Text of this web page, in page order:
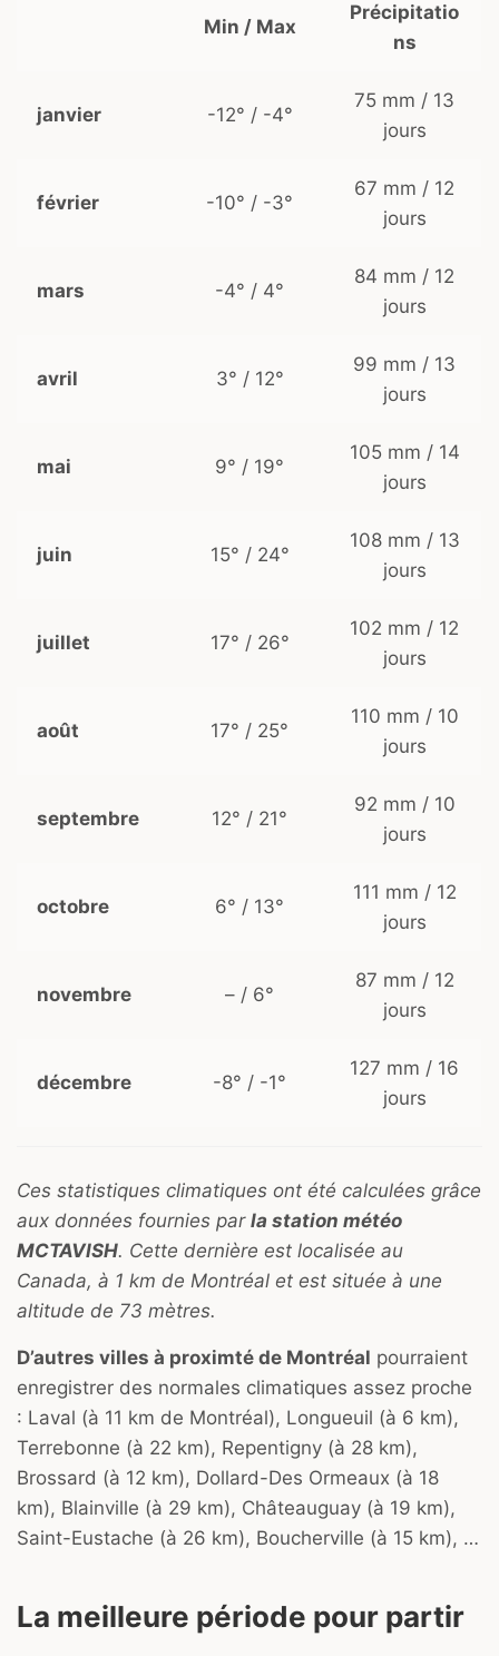
Min / Max
Précipitatio
ns
janvier -12° / -4°
75 mm / 13
jours
février -10° / -3°
67 mm / 12
jours
mars -4° / 4°
84 mm / 12
jours
avril 3° / 12°
99 mm / 13
jours
mai 9° / 19°
105 mm / 14
jours
juin 15° / 24°
108 mm / 13
jours
juillet 17° / 26°
102 mm / 12
jours
août 17° / 25°
110 mm / 10
jours
septembre 12° / 21°
92 mm / 10
jours
octobre 6° / 13°
111 mm / 12
jours
novembre – / 6°
87 mm / 12
jours
décembre -8° / -1°
127 mm / 16
jours
Ces statistiques climatiques ont été calculées grâce
aux données fournies par la station météo
MCTAVISH. Cette dernière est localisée au
Canada, à 1 km de Montréal et est située à une
altitude de 73 mètres.
D’autres villes à proximté de Montréal pourraient
enregistrer des normales climatiques assez proche
: Laval (à 11 km de Montréal), Longueuil (à 6 km),
Terrebonne (à 22 km), Repentigny (à 28 km),
Brossard (à 12 km), Dollard-Des Ormeaux (à 18
km), Blainville (à 29 km), Châteauguay (à 19 km),
Saint-Eustache (à 26 km), Boucherville (à 15 km), …
La meilleure période pour partir